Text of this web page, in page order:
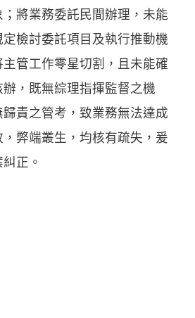
將業務委託民間辦理，未能
檢討委託項目及執行推動機
管工作零星切割，且未能確
辦，既無綜理指揮監督之機
責之管考，致業務無法達成
弊端叢生，均核有疏失，爰
正。